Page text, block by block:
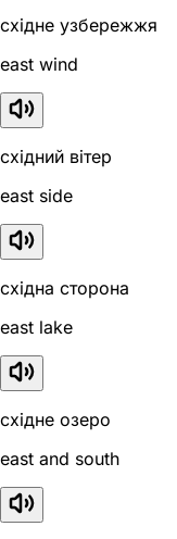
східне узбережжя
east wind
східний вітер
east side
східна сторона
east lake
східне озеро
east and south